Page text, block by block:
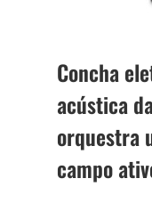
Concha
acústica
orquestra
campo